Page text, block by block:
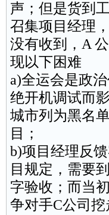
声；但是货到
召集项目经理
没有收到，A
现以下困难
a)全运会是政
绝开机调试而
城市列为黑名单
目；
b)项目经理反
目规定，需要
字验收；而当
争对手C公司